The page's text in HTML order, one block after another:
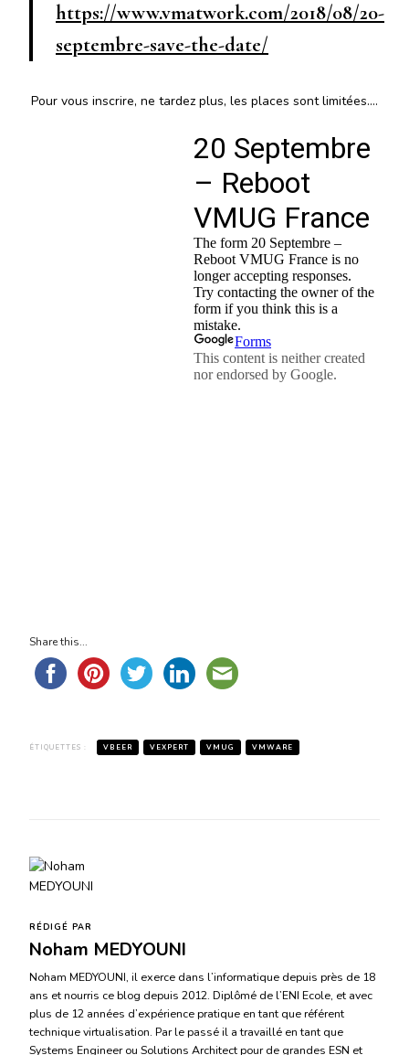
https://www.vmatwork.com/2018/08/20-
septembre-save-the-date/
Pour vous inscrire, ne tardez plus, les places sont limitées….
Share this...
ÉTIQUETTES : VBEER VEXPERT VMUG VMWARE
RÉDIGÉ PAR
Noham MEDYOUNI
Noham MEDYOUNI, il exerce dans l’informatique depuis près de 18
ans et nourris ce blog depuis 2012. Diplômé de l’ENI Ecole, et avec
plus de 12 années d’expérience pratique en tant que référent
technique virtualisation. Par le passé il a travaillé en tant que
Systems Engineer ou Solutions Architect pour de grandes ESN et